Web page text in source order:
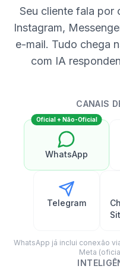
Seu cliente fala
Instagram,
e-mail. Tudo chega
com IA
CANAIS
Oficial + Não-Oficial
WhatsApp
Telegram
WhatsApp já inclui conexão
Meta